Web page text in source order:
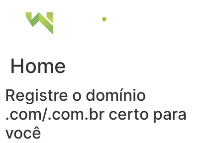
Home
Registre o domínio
.com/.com.br certo para
você